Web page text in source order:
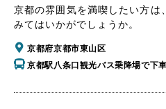
京都の雰囲気を満喫したい方は
みてはいかがでしょうか。
京都府京都市東山区
京都駅八条口観光バス乗降場で下車